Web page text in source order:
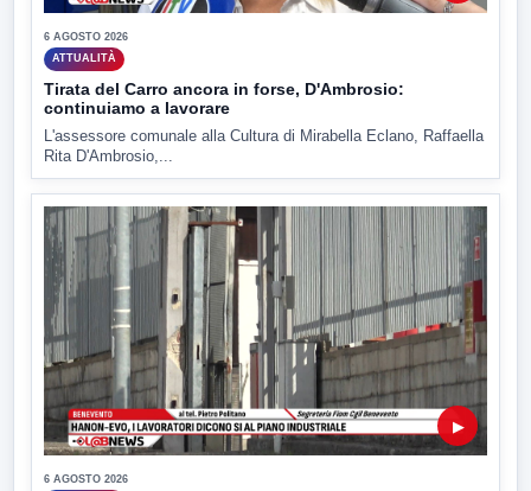
6 AGOSTO 2026
ATTUALITÀ
Tirata del Carro ancora in forse, D'Ambrosio:
continuiamo a lavorare
L'assessore comunale alla Cultura di Mirabella Eclano, Raffaella
Rita D'Ambrosio,...
▶
6 AGOSTO 2026